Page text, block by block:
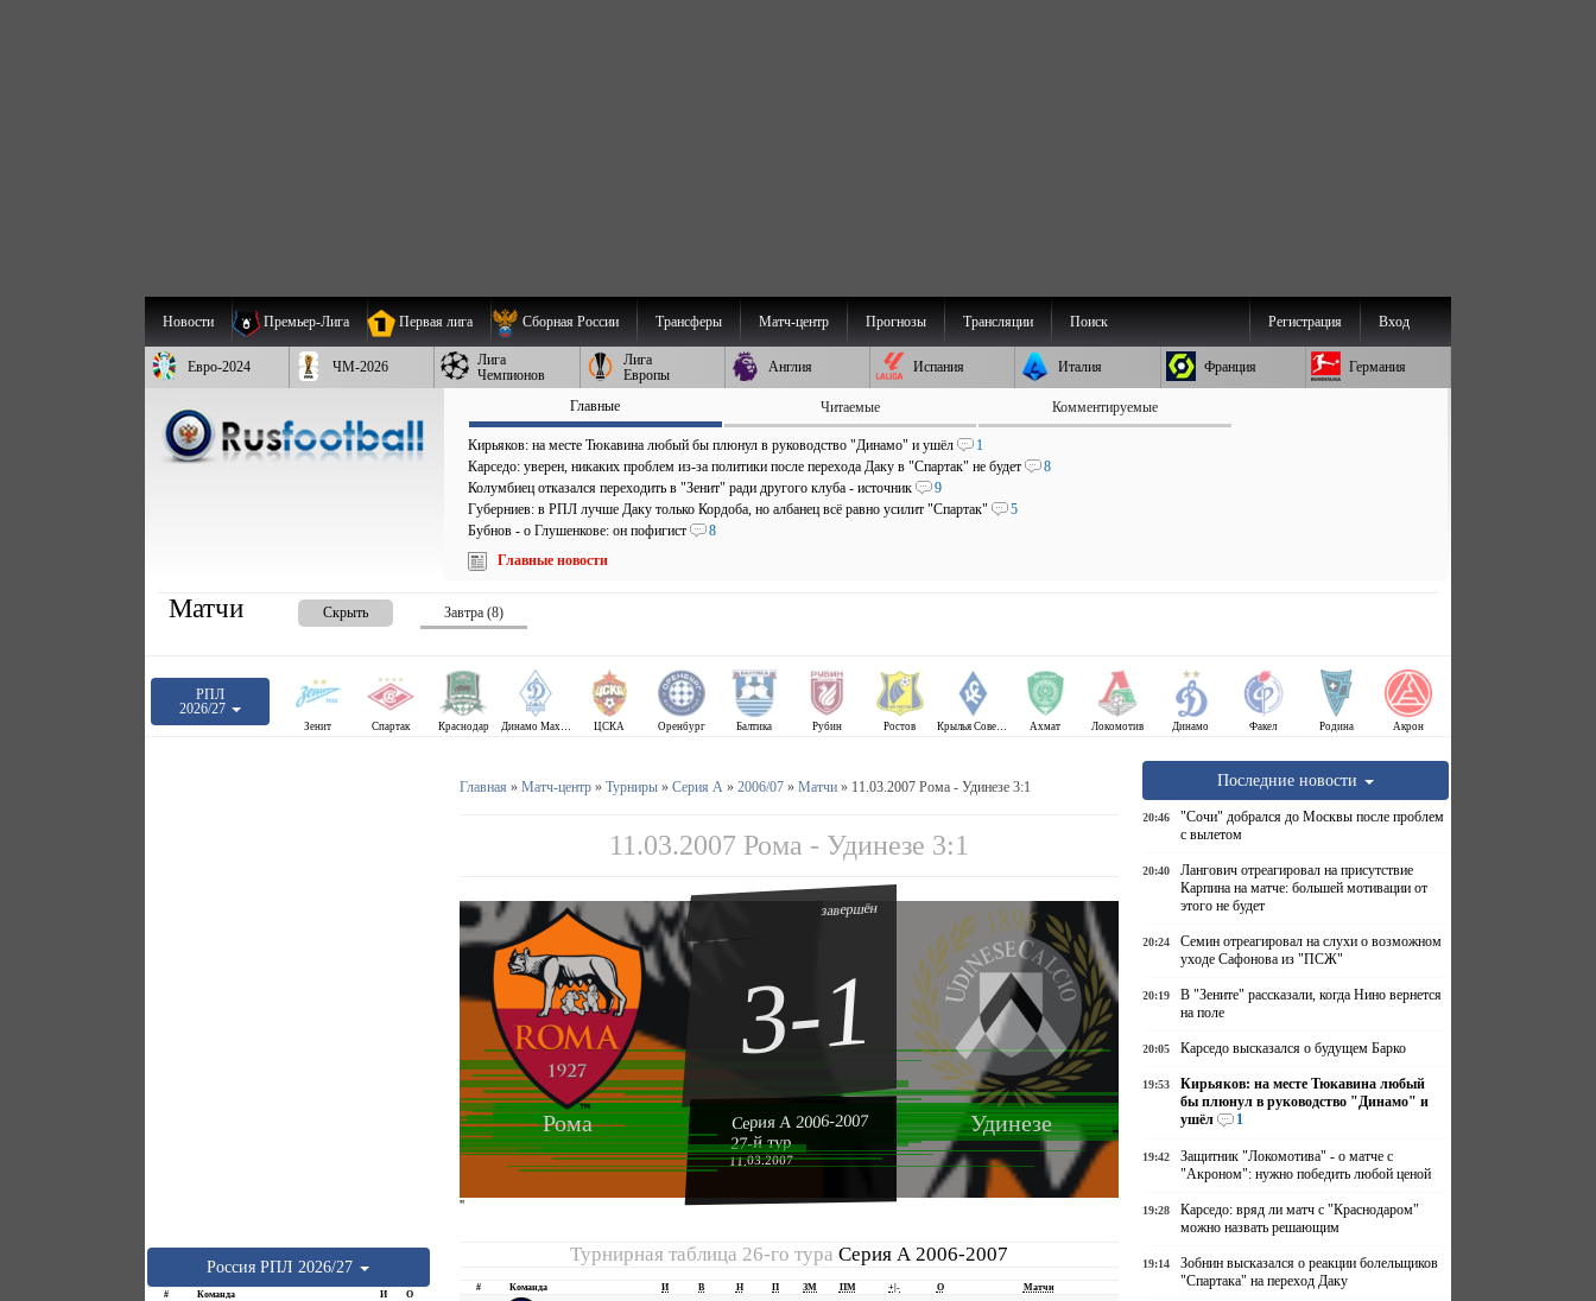
Новости Премьер-Лига Первая лига Сборная России Трансферы Матч-центр Прогнозы Трансляции Поиск Вход
Регистрация
Евро-2024 ЧМ-2026
Лига
Чемпионов
Лига
Европы
Англия Испания Италия Франция Германия
Главные Читаемые Комментируемые
Кирьяков: на месте Тюкавина любый бы плюнул в руководство "Динамо" и ушёл
1
Карседо: уверен, никаких проблем из-за политики после перехода Даку в "Спартак" не будет
8
Колумбиец отказался переходить в "Зенит" ради другого клуба - источник
9
Губерниев: в РПЛ лучше Даку только Кордоба, но албанец всё равно усилит "Спартак"
5
Бубнов - о Глушенкове: он пофигист
8
Главные новости
Матчи Скрыть Завтра (8)
РПЛ
2026/27
Зенит Спартак Краснодар Динамо Махачкала ЦСКА Оренбург Балтика Рубин Ростов Крылья Советов Ахмат Локомотив Динамо Факел Родина Акрон
Россия РПЛ 2026/27
# Команда И О
Главная » Матч-центр» Турниры» Серия А» 2006/07» Матчи» 11.03.2007 Рома - Удинезе 3:1
11.03.2007 Рома - Удинезе 3:1
Рома Удинезе
завершён
3-1
Серия А 2006-2007
27-й тур
11.03.2007
''
Турнирная таблица 26-го тураСерия А 2006-2007
# Команда И В Н П ЗМ ПМ +|- О Матчи
Последние новости
20:46
"Сочи" добрался до Москвы после проблем
с вылетом
20:40
Лангович отреагировал на присутствие
Карпина на матче: большей мотивации от
этого не будет
20:24
Семин отреагировал на слухи о возможном
уходе Сафонова из "ПСЖ"
20:19
В "Зените" рассказали, когда Нино вернется
на поле
20:05 Карседо высказался о будущем Барко
19:53
Кирьяков: на месте Тюкавина любый
бы плюнул в руководство "Динамо" и
ушёл
1
19:42
Защитник "Локомотива" - о матче с
"Акроном": нужно победить любой ценой
19:28
Карседо: вряд ли матч с "Краснодаром"
можно назвать решающим
19:14
Зобнин высказался о реакции болельщиков
"Спартака" на переход Даку